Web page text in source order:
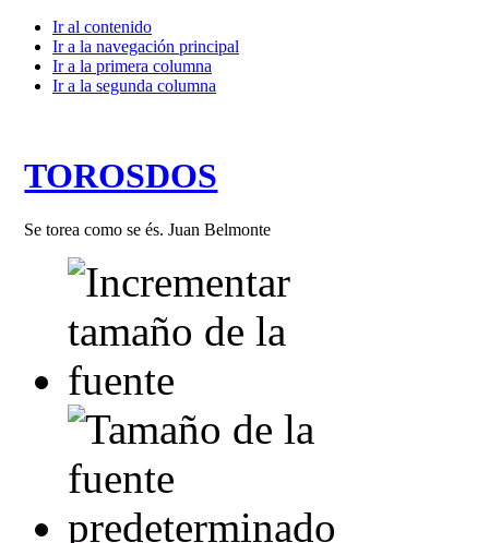
Ir al contenido
Ir a la navegación principal
Ir a la primera columna
Ir a la segunda columna
TOROSDOS
Se torea como se és. Juan Belmonte